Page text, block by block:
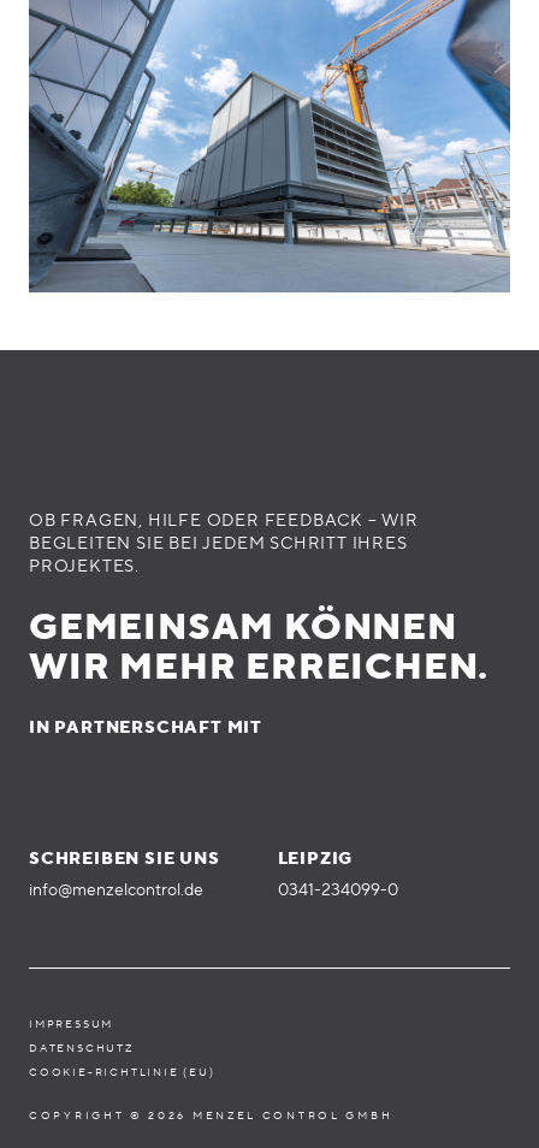
OB FRAGEN, HILFE ODER FEEDBACK – WIR
BEGLEITEN SIE BEI JEDEM SCHRITT IHRES
PROJEKTES.
GEMEINSAM KÖNNEN
WIR MEHR ERREICHEN.
SCHREIBEN SIE UNS
info@menzelcontrol.de
LEIPZIG
0341-234099-0
IN PARTNERSCHAFT MIT
IMPRESSUM
DATENSCHUTZ
COOKIE-RICHTLINIE (EU)
COPYRIGHT © 2026 MENZEL CONTROL GMBH